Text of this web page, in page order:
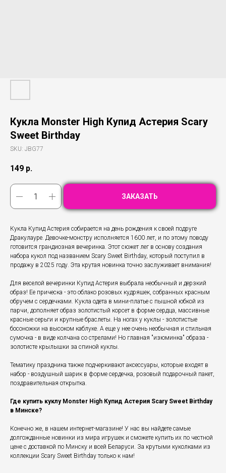
Кукла Monster High Купид Астерия Scary
Sweet Birthday
SKU: JBG77
149 р.
ЗАКАЗАТЬ
Кукла Купид Астерия собирается на день рождения к своей подруге
Дракулауре. Девочке-монстру исполняется 1600 лет, и по этому поводу
готовится грандиозная вечеринка. Этот сюжет лег в основу создания
набора кукол под названием Scary Sweet Birthday, который поступил в
продажу в 2025 году. Эта крутая новинка точно заслуживает внимания!
Для веселой вечеринки Купид Астерия выбрала необычный и дерзкий
образ! Ее прическа - это облако розовых кудряшек, собранных красным
обручем с сердечками. Кукла одета в мини-платье с пышной юбкой из
парчи, дополняет образ золотистый корсет в форме сердца, массивные
красные серьги и крупные браслеты. На ногах у куклы - золотистые
босоножки на высоком каблуке. А еще у нее очень необычная и стильная
сумочка - в виде колчана со стрелами! Но главная "изюминка" образа -
золотисте крылышки за спиной куклы.
Тематику праздника также подчеркивают аксессуары, которые входят в
набор - воздушный шарик в форме сердечка, розовый подарочный пакет,
поздравительная открытка.
Где купить куклу Monster High Купид Астерия Scary Sweet Birthday
в Минске?
Конечно же, в нашем интернет-магазине! У нас вы найдете самые
долгожданные новинки из мира игрушек и сможете купить их по честной
цене с доставкой по Минску и всей Беларуси. За крутыми куколками из
коллекции Scary Sweet Birthday только к нам!